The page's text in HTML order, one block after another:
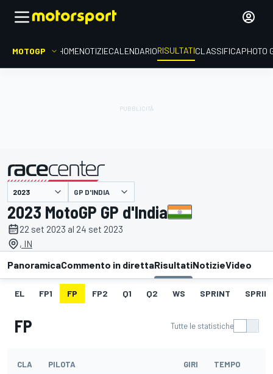
MOTOGP HOMENOTIZIECALENDARIORISULTATICLASSIFICAPHOTO
presentato da GP D'INDIA
2023 MotoGP GP d'India
22 set 2023 al 24 set 2023
, IN
PanoramicaCommento in direttaRisultatiNotizieVideo
EL FP1 FP FP2 Q1 Q2 WS SPRINT
FP Tutte le statistiche
CLA PILOTA GIRI TEMPO